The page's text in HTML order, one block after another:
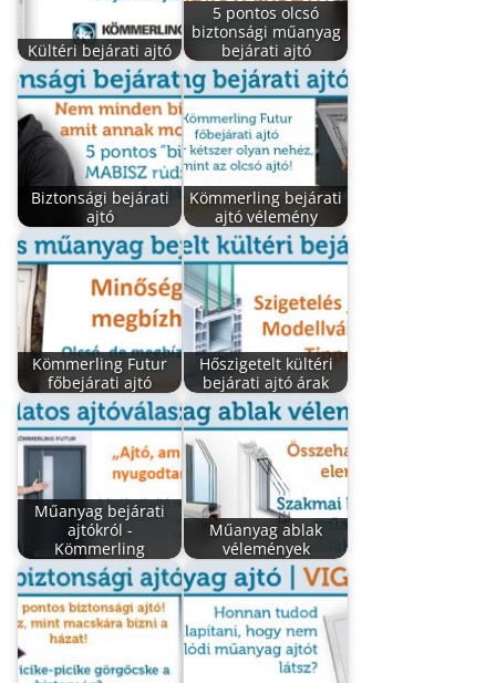
Kültéri bejárati ajtó
5 pontos olcsó
biztonsági műanyag
bejárati ajtó
Biztonsági bejárati
ajtó
Kömmerling bejárati
ajtó vélemény
Kömmerling Futur
főbejárati ajtó
Hőszigetelt kültéri
bejárati ajtó árak
Műanyag bejárati
ajtókról -
Kömmerling
Műanyag ablak
vélemények